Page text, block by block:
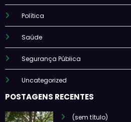
Política
Saúde
Segurança Pública
Uncategorized
POSTAGENS RECENTES
(sem título)